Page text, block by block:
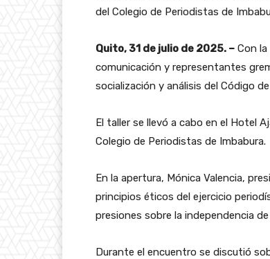
del Colegio de Periodistas de
Quito, 31 de julio de 2025. – Con
comunicación y representantes
socialización y análisis del Código
El taller se llevó a cabo en el Hotel
Colegio de Periodistas de Imbabura.
En la apertura, Mónica Valencia,
principios éticos del ejercicio
presiones sobre la independencia
Durante el encuentro se discutió